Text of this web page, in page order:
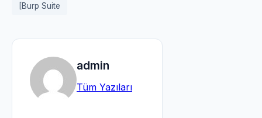
[Burp Suite
admin
Tüm Yazıları